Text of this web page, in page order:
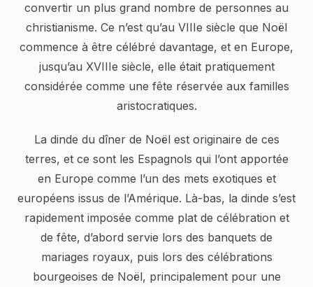
convertir un plus grand nombre de personnes au
christianisme. Ce n’est qu’au VIIIe siècle que Noël
commence à être célébré davantage, et en Europe,
jusqu’au XVIIIe siècle, elle était pratiquement
considérée comme une fête réservée aux familles
aristocratiques.
La dinde du dîner de Noël est originaire de ces
terres, et ce sont les Espagnols qui l’ont apportée
en Europe comme l’un des mets exotiques et
européens issus de l’Amérique. Là-bas, la dinde s’est
rapidement imposée comme plat de célébration et
de fête, d’abord servie lors des banquets de
mariages royaux, puis lors des célébrations
bourgeoises de Noël, principalement pour une